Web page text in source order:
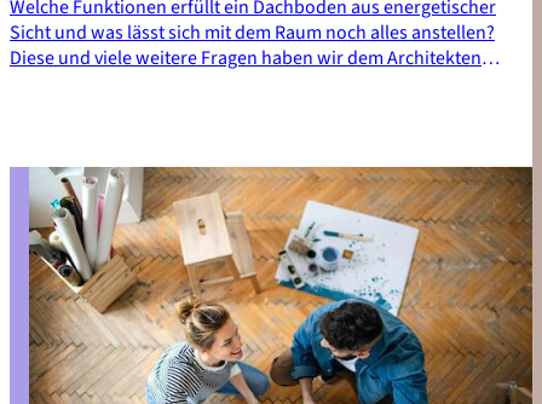
Welche Funktionen erfüllt ein Dachboden aus energetischer
Sicht und was lässt sich mit dem Raum noch alles anstellen?
Diese und viele weitere Fragen haben wir dem Architekten